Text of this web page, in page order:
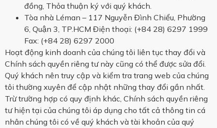
đồng, Thỏa thuận ký với quý khách.
Tòa nhà Léman – 117 Nguyễn Đình Chiểu, Phường
6, Quận 3, TP.HCM Điện thoại: (+84 28) 6297 1999
Fax: (+84 28) 6297 2000
Hoạt động kinh doanh của chúng tôi liên tục thay đổi và
Chính sách quyền riêng tư này cũng có thể được sửa đổi.
Quý khách nên truy cập và kiểm tra trang web của chúng
tôi thường xuyên để cập nhật những thay đổi gần nhất.
Trừ trường hợp có quy định khác, Chính sách quyền riêng
tư hiện tại của chúng tôi áp dụng cho tất cả thông tin cá
nhân chúng tôi có về quý khách và tài khoản của quý